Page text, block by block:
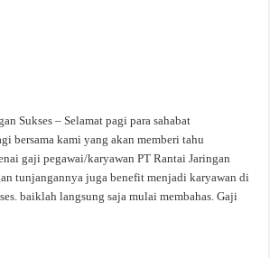
Sukses – Selamat pagi para sahabat
bersama kami yang akan memberi tahu
gaji pegawai/karyawan PT Rantai Jaringan
tunjangannya juga benefit menjadi karyawan di
baiklah langsung saja mulai membahas. Gaji